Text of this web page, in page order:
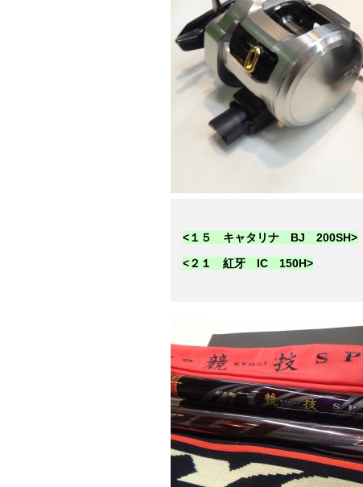
<１５ キャタリナ BJ 200SH>
<２１ 紅牙 IC 150H>